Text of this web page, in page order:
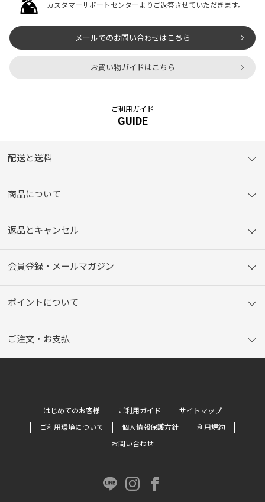
カスタマーサポートセンターよりご返答させていただきます。
メールでのお問い合わせはこちら
お買い物ガイドはこちら
ご利用ガイド
GUIDE
配送と送料
商品について
返品とキャンセル
会員登録・メールマガジン
ポイントについて
ご注文・お支払
はじめてのお客様 ご利用ガイド
サイトマップ
ご利用環境について
個人情報保護方針
利用規約
お問い合わせ